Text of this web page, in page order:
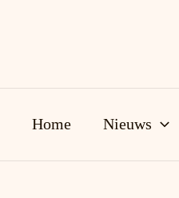
Home Nieuws